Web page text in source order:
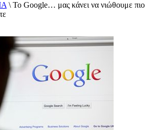
Ψυχολόγος –
\ Το Google… μας κάνει να νιώθουμε πιο